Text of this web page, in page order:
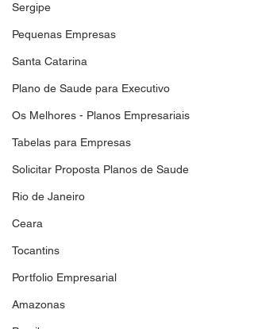
Sergipe
Pequenas Empresas
Santa Catarina
Plano de Saude para Executivo
Os Melhores - Planos Empresariais
Tabelas para Empresas
Solicitar Proposta Planos de Saude
Rio de Janeiro
Ceara
Tocantins
Portfolio Empresarial
Amazonas